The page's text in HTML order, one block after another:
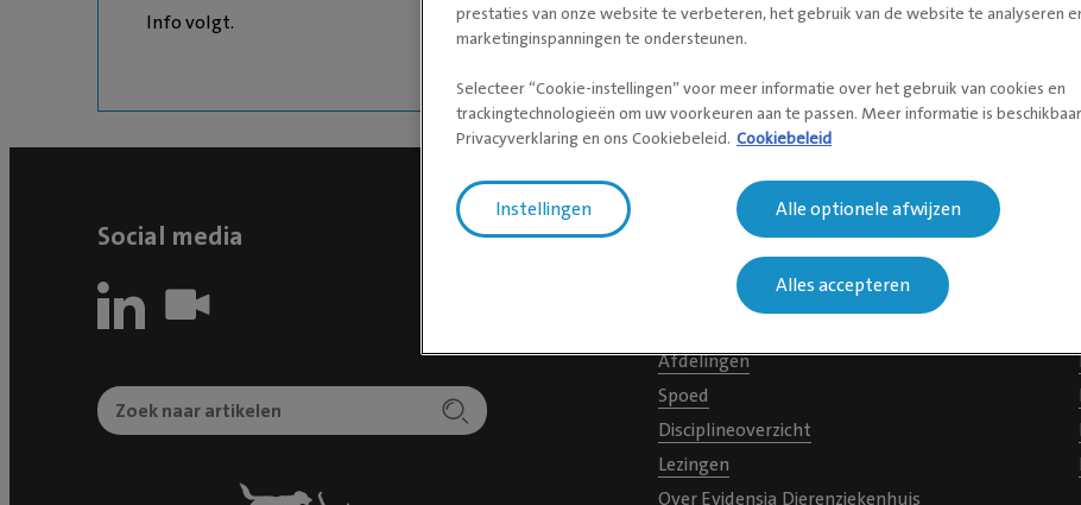
Info volgt.
Social media Navigeer naar
Afspraak maken
Afdelingen
Spoed
Disciplineoverzicht
Lezingen
Over Evidensia Dierenziekenhuis
prestaties van onze website te verbeteren, het gebruik van de website te analyseren
marketinginspanningen te ondersteunen.
Selecteer “Cookie-instellingen” voor meer informatie over het gebruik van cookies en
trackingtechnologieën om uw voorkeuren aan te passen. Meer informatie is
Privacyverklaring en ons Cookiebeleid. Cookiebeleid
Instellingen Alle optionele afwijzen
Alles accepteren